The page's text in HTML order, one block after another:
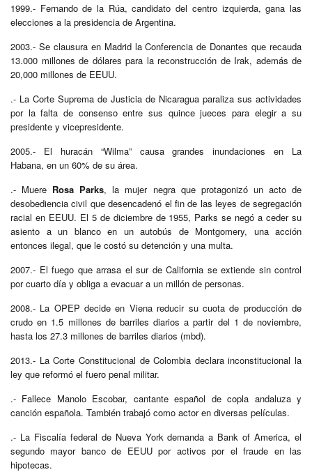
1999.- Fernando de la Rúa, candidato del centro izquierda, gana las
elecciones a la presidencia de Argentina.
2003.- Se clausura en Madrid la Conferencia de Donantes que recauda
13.000 millones de dólares para la reconstrucción de Irak, además de
20,000 millones de EEUU.
.- La Corte Suprema de Justicia de Nicaragua paraliza sus actividades
por la falta de consenso entre sus quince jueces para elegir a su
presidente y vicepresidente.
2005.- El huracán “Wilma” causa grandes inundaciones en La
Habana, en un 60% de su área.
.- Muere Rosa Parks, la mujer negra que protagonizó un acto de
desobediencia civil que desencadenó el fin de las leyes de segregación
racial en EEUU. El 5 de diciembre de 1955, Parks se negó a ceder su
asiento a un blanco en un autobús de Montgomery, una acción
entonces ilegal, que le costó su detención y una multa.
2007.- El fuego que arrasa el sur de California se extiende sin control
por cuarto día y obliga a evacuar a un millón de personas.
2008.- La OPEP decide en Viena reducir su cuota de producción de
crudo en 1.5 millones de barriles diarios a partir del 1 de noviembre,
hasta los 27.3 millones de barriles diarios (mbd).
2013.- La Corte Constitucional de Colombia declara inconstitucional la
ley que reformó el fuero penal militar.
.- Fallece Manolo Escobar, cantante español de copla andaluza y
canción española. También trabajó como actor en diversas películas.
.- La Fiscalía federal de Nueva York demanda a Bank of America, el
segundo mayor banco de EEUU por activos por el fraude en las
hipotecas.